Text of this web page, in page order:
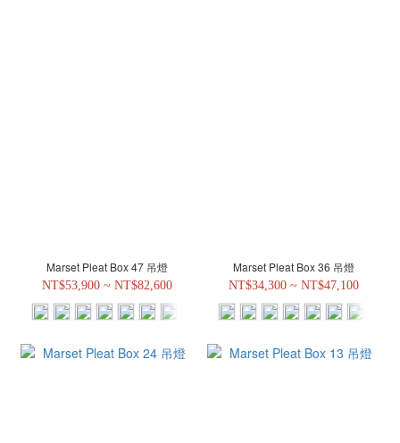
Marset Pleat Box 47 吊燈
NT$53,900 ~ NT$82,600
Marset Pleat Box 36 吊燈
NT$34,300 ~ NT$47,100